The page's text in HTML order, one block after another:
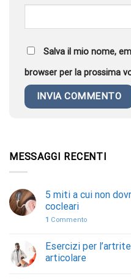
Salva il mio nome,
browser per la prossima
MESSAGGI RECENTI
5 miti a cui non
cocleari
1 Commento
Esercizi per
articolare